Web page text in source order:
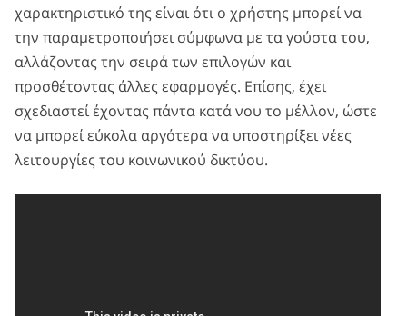
χαρακτηριστικό της είναι ότι ο χρήστης μπορεί να
την παραμετροποιήσει σύμφωνα με τα γούστα του,
αλλάζοντας την σειρά των επιλογών και
προσθέτοντας άλλες εφαρμογές. Επίσης, έχει
σχεδιαστεί έχοντας πάντα κατά νου το μέλλον, ώστε
να μπορεί εύκολα αργότερα να υποστηρίξει νέες
λειτουργίες του κοινωνικού δικτύου.